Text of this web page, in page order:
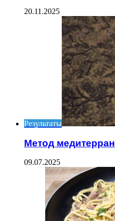
20.11.2025
Результаты
Метод
09.07.2025